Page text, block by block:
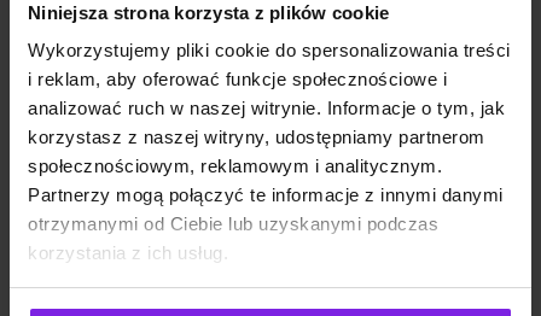
Niniejsza strona korzysta z plików cookie
Wykorzystujemy pliki cookie do spersonalizowania treści
i reklam, aby oferować funkcje społecznościowe i
analizować ruch w naszej witrynie. Informacje o tym, jak
korzystasz z naszej witryny, udostępniamy partnerom
społecznościowym, reklamowym i analitycznym.
Partnerzy mogą połączyć te informacje z innymi danymi
otrzymanymi od Ciebie lub uzyskanymi podczas
korzystania z ich usług.